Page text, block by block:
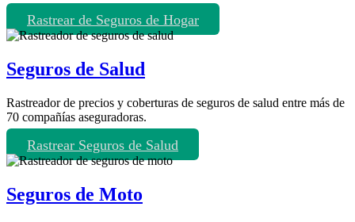
Rastrear de Seguros de Hogar
Seguros de Salud
Rastreador de precios y coberturas de seguros de salud entre más de
70 compañías aseguradoras.
Rastrear Seguros de Salud
Seguros de Moto